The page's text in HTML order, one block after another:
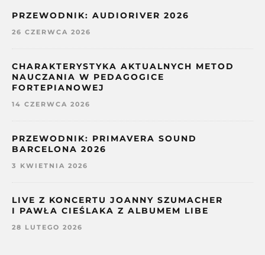
PRZEWODNIK: AUDIORIVER 2026
26 CZERWCA 2026
CHARAKTERYSTYKA AKTUALNYCH METOD
NAUCZANIA W PEDAGOGICE
FORTEPIANOWEJ
14 CZERWCA 2026
PRZEWODNIK: PRIMAVERA SOUND
BARCELONA 2026
3 KWIETNIA 2026
LIVE Z KONCERTU JOANNY SZUMACHER
I PAWŁA CIEŚLAKA Z ALBUMEM LIBE
28 LUTEGO 2026